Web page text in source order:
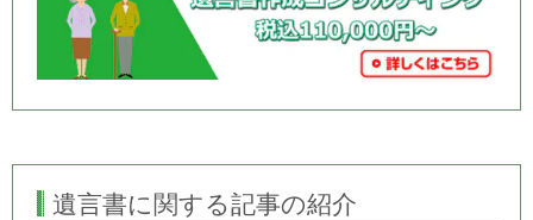
遺言書に関する記事の紹介